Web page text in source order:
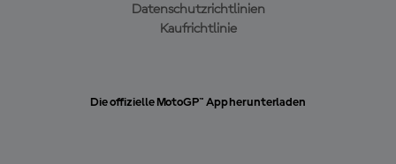
Datenschutzrichtlinien
Kaufrichtlinie
Die offizielle MotoGP™ App herunterladen